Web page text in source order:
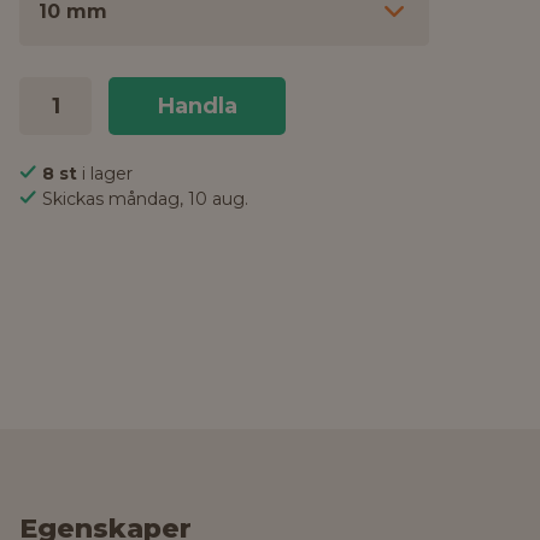
10 mm
Handla
8 st i lager
Skickas måndag, 10 aug.
Egenskaper